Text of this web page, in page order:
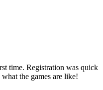
time. Registration was quick
the games are like!